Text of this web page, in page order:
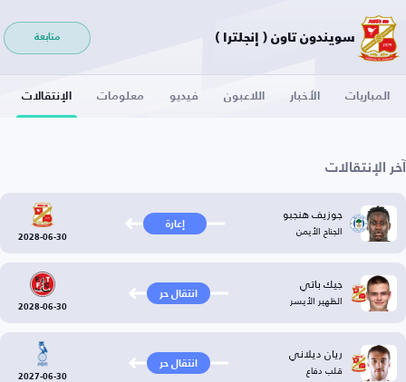
سويندون تاون ( إنجلترا ) متابعة
المباريات الأخبار اللاعبون فيديو معلومات الإنتقالات
آخر الإنتقالات
جوزيف هنجبو
الجناح الأيمن إعارة
2028-06-30
جيك باتي
الظهير الأيسر انتقال حر
2028-06-30
ريان ديلاني
قلب دفاع انتقال حر
2027-06-30